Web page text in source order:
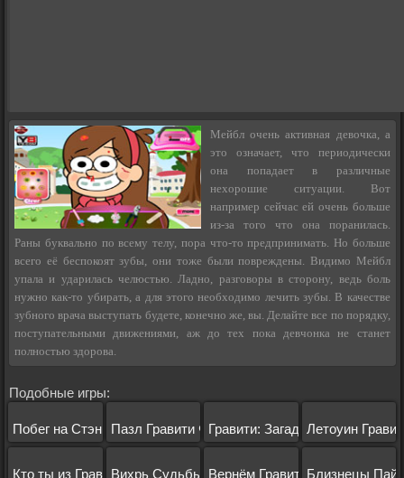
Мейбл очень активная девочка, а
это означает, что периодически
она попадает в различные
нехорошие ситуации. Вот
например сейчас ей очень больше
из-за того что она поранилась.
Раны буквально по всему телу, пора что-то предпринимать. Но больше
всего её беспокоят зубы, они тоже были повреждены. Видимо Мейбл
упала и ударилась челюстью. Ладно, разговоры в сторону, ведь боль
нужно как-то убирать, а для этого необходимо лечить зубы. В качестве
зубного врача выступать будете, конечно же, вы. Делайте все по порядку,
поступательными движениями, аж до тех пока девчонка не станет
полностью здорова.
Подобные игры:
Побег на СтэнмобилеПазл Гравити ФолзГравити: Загадочная Земля
Летоуин
Кто ты из Гравит Фолз?Вихрь Судьбы ГравитиВернём Гравити Фолз
Близнецы